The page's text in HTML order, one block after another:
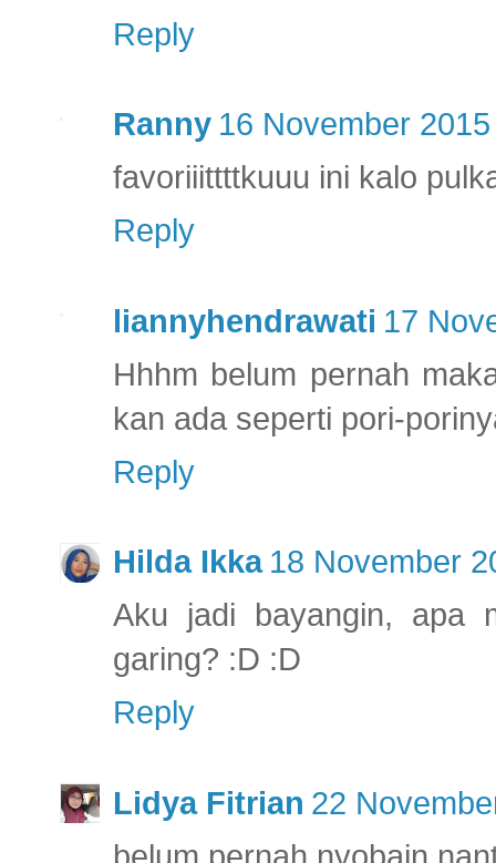
Reply
Ranny 16 November
favoriiittttkuuu ini kalo
Reply
liannyhendrawati 17
Hhhm belum pernah
kan ada seperti pori-
Reply
Hilda Ikka 18 November
Aku jadi bayangin, apa
garing? :D :D
Reply
Lidya Fitrian 22